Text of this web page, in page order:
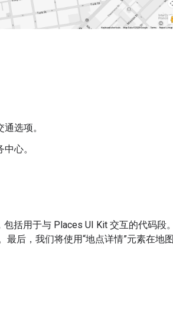
选项。
心。
括用于与 Places UI Kit 交互的代码段。
后，我们将使用“地点详情”元素在地图